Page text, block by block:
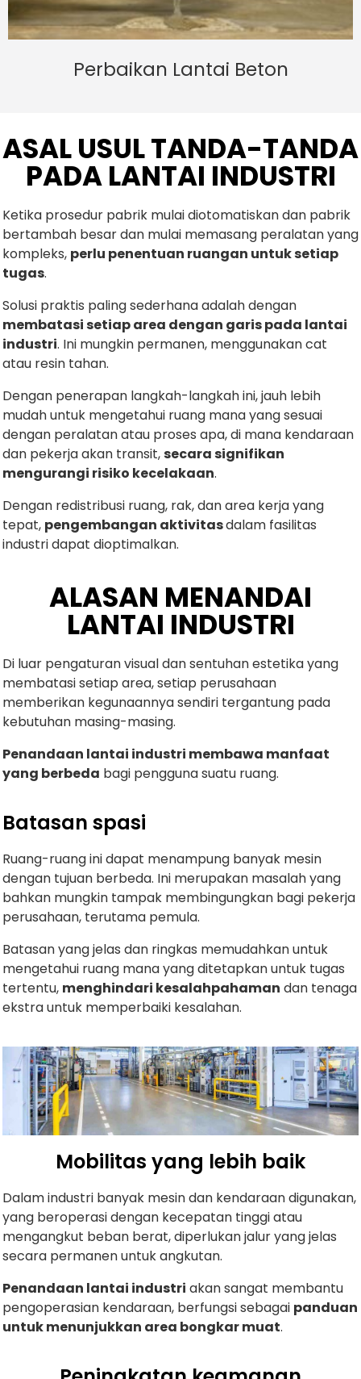
Perbaikan Lantai Beton
ASAL USUL TANDA-TANDA
PADA LANTAI INDUSTRI
Ketika prosedur pabrik mulai diotomatiskan dan pabrik
bertambah besar dan mulai memasang peralatan yang
kompleks, perlu penentuan ruangan untuk setiap
tugas.
Solusi praktis paling sederhana adalah dengan
membatasi setiap area dengan garis pada lantai
industri. Ini mungkin permanen, menggunakan cat
atau resin tahan.
Dengan penerapan langkah-langkah ini, jauh lebih
mudah untuk mengetahui ruang mana yang sesuai
dengan peralatan atau proses apa, di mana kendaraan
dan pekerja akan transit,secara signifikan
mengurangi risiko kecelakaan.
Dengan redistribusi ruang, rak, dan area kerja yang
tepat, pengembangan aktivitasdalam fasilitas
industri dapat dioptimalkan.
ALASAN MENANDAI
LANTAI INDUSTRI
Di luar pengaturan visual dan sentuhan estetika yang
membatasi setiap area, setiap perusahaan
memberikan kegunaannya sendiri tergantung pada
kebutuhan masing-masing.
Penandaan lantai industri membawa manfaat
yang berbeda bagi pengguna suatu ruang.
Batasan spasi
Ruang-ruang ini dapat menampung banyak mesin
dengan tujuan berbeda. Ini merupakan masalah yang
bahkan mungkin tampak membingungkan bagi pekerja
perusahaan, terutama pemula.
Batasan yang jelas dan ringkas memudahkan untuk
mengetahui ruang mana yang ditetapkan untuk tugas
tertentu, menghindari kesalahpahaman dan tenaga
ekstra untuk memperbaiki kesalahan.
Mobilitas yang lebih baik
Dalam industri banyak mesin dan kendaraan digunakan,
yang beroperasi dengan kecepatan tinggi atau
mengangkut beban berat, diperlukan jalur yang jelas
secara permanen untuk angkutan.
Penandaan lantai industri akan sangat membantu
pengoperasian kendaraan, berfungsi sebagai panduan
untuk menunjukkan area bongkar muat.